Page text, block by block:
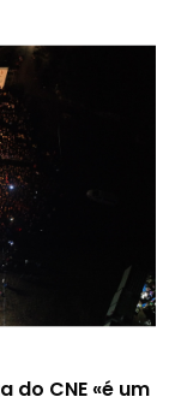
do CNE «é um